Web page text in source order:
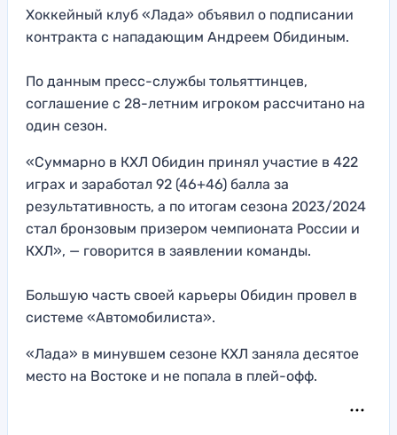
Хоккейный клуб «Лада» объявил о подписании
контракта с нападающим Андреем Обидиным.
По данным пресс-службы тольяттинцев,
соглашение с 28-летним игроком рассчитано на
один сезон.
«Суммарно в КХЛ Обидин принял участие в 422
играх и заработал 92 (46+46) балла за
результативность, а по итогам сезона 2023/2024
стал бронзовым призером чемпионата России и
КХЛ», — говорится в заявлении команды.
Большую часть своей карьеры Обидин провел в
системе «Автомобилиста».
«Лада» в минувшем сезоне КХЛ заняла десятое
место на Востоке и не попала в плей-офф.